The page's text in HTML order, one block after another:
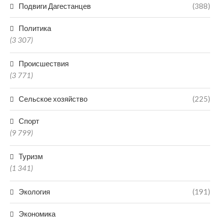
Подвиги Дагестанцев (388)
Политика
(3 307)
Происшествия
(3 771)
Сельское хозяйство (225)
Спорт
(9 799)
Туризм
(1 341)
Экология (191)
Экономика